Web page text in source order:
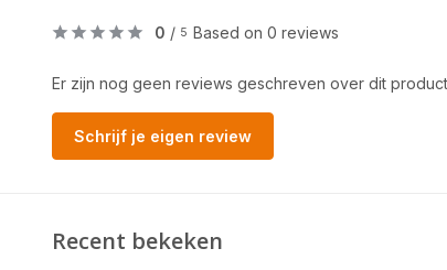
0 / 5 Based on 0 reviews
Er zijn nog geen reviews geschreven over dit
Schrijf je eigen review
Recent bekeken